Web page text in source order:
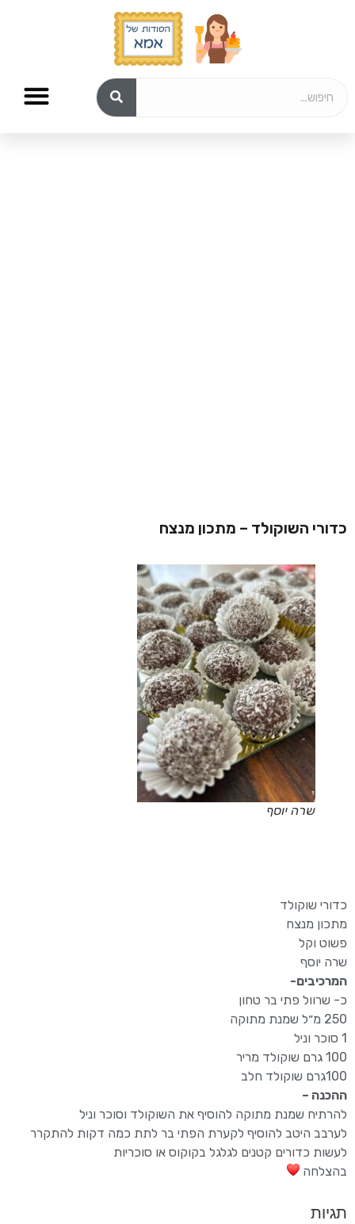
כדורי השוקולד – מתכון מנצח
שרה יוסף
כדורי שוקולד
מתכון מנצח
פשוט וקל
שרה יוסף
המרכיבים-
כ- שרוול פתי בר טחון
250 מ״ל שמנת מתוקה
1 סוכר וניל
100 גרם שוקולד מריר
100גרם שוקולד חלב
ההכנה –
להרתיח שמנת מתוקה להוסיף את השוקולד וסוכר וניל
לערבב היטב להוסיף לקערת הפתי בר לתת כמה דקות להתקרר
לעשות כדורים קטנים לגלגל בקוקוס או סוכריות
בהצלחה
תגיות